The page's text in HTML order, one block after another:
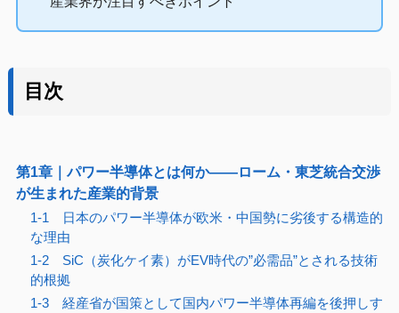
目次
第1章｜パワー半導体とは何か——ローム・東芝統合交渉
が生まれた産業的背景
1-1 日本のパワー半導体が欧米・中国勢に劣後する構造的
な理由
1-2 SiC（炭化ケイ素）がEV時代の”必需品”とされる技術
的根拠
1-3 経産省が国策として国内パワー半導体再編を後押しす